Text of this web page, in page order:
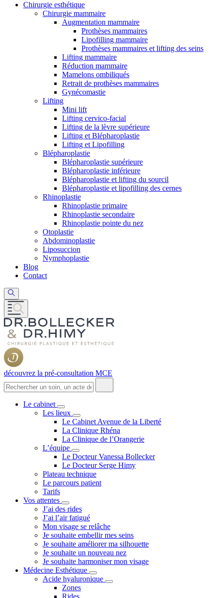
Chirurgie esthétique
Chirurgie mammaire
Augmentation mammaire
Prothèses mammaires
Lipofilling mammaire
Prothèses mammaires et lifting des seins
Lifting mammaire
Réduction mammaire
Mamelons ombiliqués
Retrait de prothèses mammaires
Gynécomastie
Lifting
Mini lift
Lifting cervico-facial
Lifting de la lèvre supérieure
Lifting et Blépharoplastie
Lifting et Lipofilling
Blépharoplastie
Blépharoplastie supérieure
Blépharoplastie inférieure
Blépharoplastie et lifting du sourcil
Blépharoplastie et lipofilling des cernes
Rhinoplastie
Rhinoplastie primaire
Rhinoplastie secondaire
Rhinoplastie pointe du nez
Otoplastie
Abdominoplastie
Liposuccion
Nymphoplastie
Blog
Contact
découvrez la pré-consultation MCE
Le cabinet
Les lieux
Le Cabinet Avenue de la Liberté
La Clinique Rhéna
La Clinique de l’Orangerie
L’équipe
Le Docteur Vanessa Bollecker
Le Docteur Serge Himy
Plateau technique
Le parcours patient
Tarifs
Vos attentes
J’ai des rides
J’ai l’air fatigué
Mon visage se relâche
Je souhaite embellir mes seins
Je souhaite améliorer ma silhouette
Je souhaite un nouveau nez
Je souhaite harmoniser mon visage
Médecine Esthétique
Acide hyaluronique
Zones
Rides